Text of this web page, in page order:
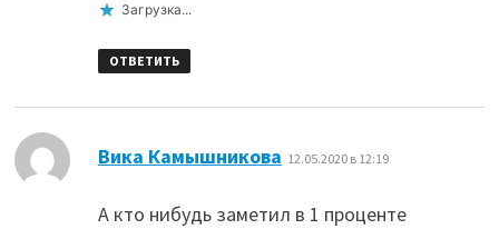
Загрузка...
ОТВЕТИТЬ
Вика Камышникова 12.05.2020 в 12:19
А кто нибудь заметил в 1 проценте